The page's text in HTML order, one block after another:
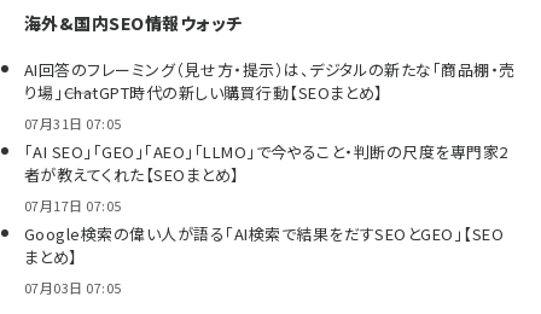
海外&国内SEO情報ウォッチ
AI回答のフレーミング（見せ方・提示）は、デジタルの新たな「商品棚・売
り場」――ChatGPT時代の新しい購買行動【SEOまとめ】
07月31日 07:05
「AI SEO」「GEO」「AEO」「LLMO」で今やること・判断の尺度を専門家2
者が教えてくれた【SEOまとめ】
07月17日 07:05
Google検索の偉い人が語る「AI検索で結果をだすSEOとGEO」【SEO
まとめ】
07月03日 07:05